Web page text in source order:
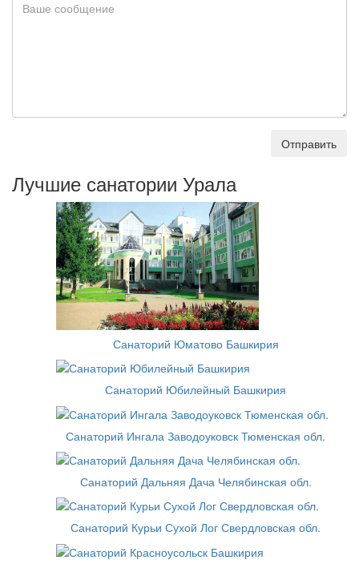
Отправить
Лучшие санатории Урала
Санаторий Юматово Башкирия
Санаторий Юбилейный Башкирия
Санаторий Ингала Заводоуковск Тюменская обл.
Санаторий Дальняя Дача Челябинская обл.
Санаторий Курьи Сухой Лог Свердловская обл.